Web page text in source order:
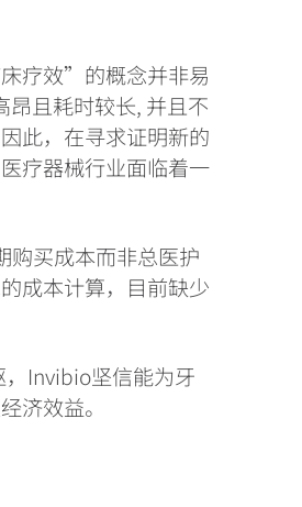
疗效”的概念并非易
且耗时较长, 并且不
此，在寻求证明新的
疗器械行业面临着一
买成本而非总医护
成本计算，目前缺少
，Invibio坚信能为牙
济效益。